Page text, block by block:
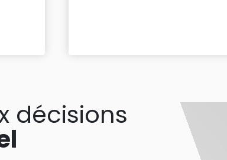
décisions